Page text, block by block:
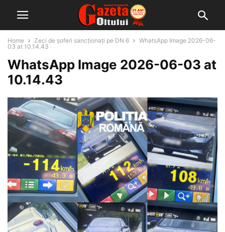
Home Zeci de șoferi sancționați pe DN 6
WhatsApp Image 2026-06-
03 at 10.14.43
WhatsApp Image 2026-06-03 at
10.14.43